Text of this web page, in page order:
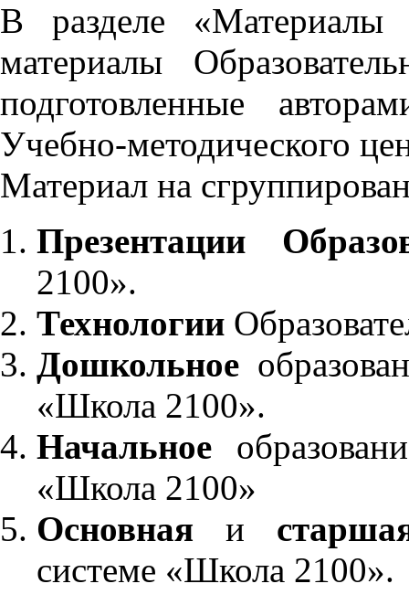
В разделе «Материалы
материалы
подготовленные
Учебно-методического
Материал на
Презентации
2100».
Технологии
Дошкольное
«Школа 2100».
Начальное
«Школа 2100»
Основнаяи
системе «Школа 2100».